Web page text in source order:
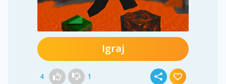
Igraj
4 1